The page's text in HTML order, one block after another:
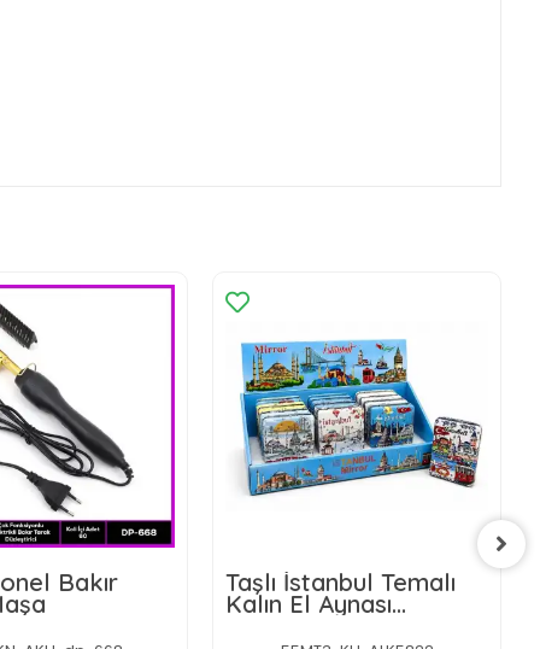
Bakır Taşlı İstanbul Temalı
Kalın El Aynası